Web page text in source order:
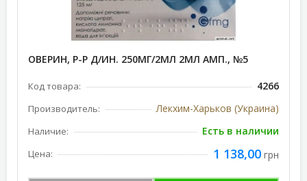
ОВЕРИН, Р-Р Д/ИН. 250МГ/2МЛ 2МЛ АМП., №5
Код товара: 4266
Производитель: Лекхим-Харьков (Украина)
Наличие: Есть в наличии
Цена: 1 138,00 грн